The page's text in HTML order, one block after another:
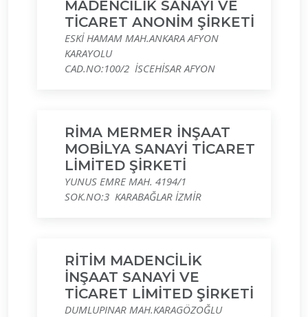
MADENCİLİK SANAYİ VE
TİCARET ANONİM ŞİRKETİ
ESKİ HAMAM MAH.ANKARA AFYON
KARAYOLU
CAD.NO:100/2 İSCEHİSAR AFYON
RİMA MERMER İNŞAAT
MOBİLYA SANAYİ TİCARET
LİMİTED ŞİRKETİ
YUNUS EMRE MAH. 4194/1
SOK.NO:3 KARABAĞLAR İZMİR
RİTİM MADENCİLİK
İNŞAAT SANAYİ VE
TİCARET LİMİTED ŞİRKETİ
DUMLUPINAR MAH.KARAGÖZOĞLU